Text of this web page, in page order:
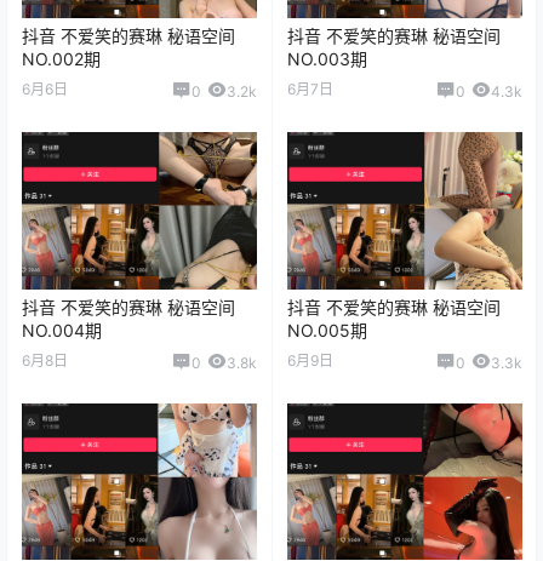
抖音 不爱笑的赛琳 秘语空间
NO.002期
6月6日 0 3.2k
抖音 不爱笑的赛琳 秘语空间
NO.003期
6月7日 0 4.3k
抖音 不爱笑的赛琳 秘语空间
NO.004期
6月8日 0 3.8k
抖音 不爱笑的赛琳 秘语空间
NO.005期
6月9日 0 3.3k